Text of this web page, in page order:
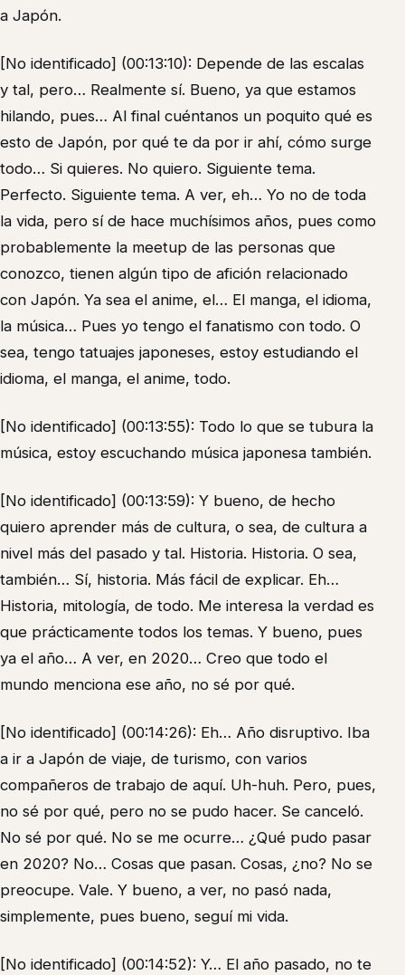
a Japón.
[No identificado] (00:13:10): Depende de las escalas
y tal, pero… Realmente sí. Bueno, ya que estamos
hilando, pues… Al final cuéntanos un poquito qué es
esto de Japón, por qué te da por ir ahí, cómo surge
todo… Si quieres. No quiero. Siguiente tema.
Perfecto. Siguiente tema. A ver, eh… Yo no de toda
la vida, pero sí de hace muchísimos años, pues como
probablemente la meetup de las personas que
conozco, tienen algún tipo de afición relacionado
con Japón. Ya sea el anime, el… El manga, el idioma,
la música… Pues yo tengo el fanatismo con todo. O
sea, tengo tatuajes japoneses, estoy estudiando el
idioma, el manga, el anime, todo.
[No identificado] (00:13:55): Todo lo que se tubura la
música, estoy escuchando música japonesa también.
[No identificado] (00:13:59): Y bueno, de hecho
quiero aprender más de cultura, o sea, de cultura a
nivel más del pasado y tal. Historia. Historia. O sea,
también… Sí, historia. Más fácil de explicar. Eh…
Historia, mitología, de todo. Me interesa la verdad es
que prácticamente todos los temas. Y bueno, pues
ya el año… A ver, en 2020… Creo que todo el
mundo menciona ese año, no sé por qué.
[No identificado] (00:14:26): Eh… Año disruptivo. Iba
a ir a Japón de viaje, de turismo, con varios
compañeros de trabajo de aquí. Uh-huh. Pero, pues,
no sé por qué, pero no se pudo hacer. Se canceló.
No sé por qué. No se me ocurre… ¿Qué pudo pasar
en 2020? No… Cosas que pasan. Cosas, ¿no? No se
preocupe. Vale. Y bueno, a ver, no pasó nada,
simplemente, pues bueno, seguí mi vida.
[No identificado] (00:14:52): Y… El año pasado, no te